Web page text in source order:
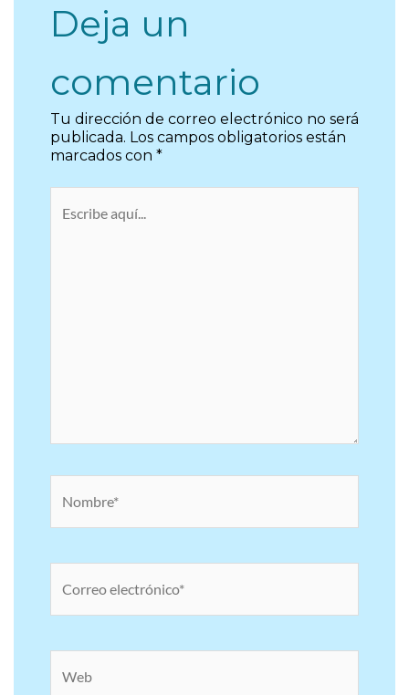
Deja un
comentario
Tu dirección de correo electrónico no será
publicada. Los campos obligatorios están
marcados con *
electrónico*